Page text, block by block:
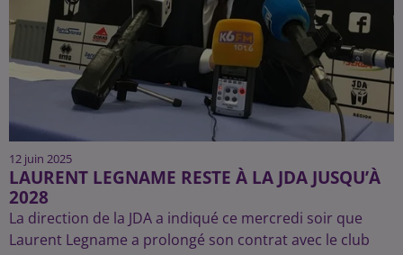
12 juin 2025
LAURENT LEGNAME RESTE À LA JDA JUSQU’À
2028
La direction de la JDA a indiqué ce mercredi soir que
Laurent Legname a prolongé son contrat avec le club